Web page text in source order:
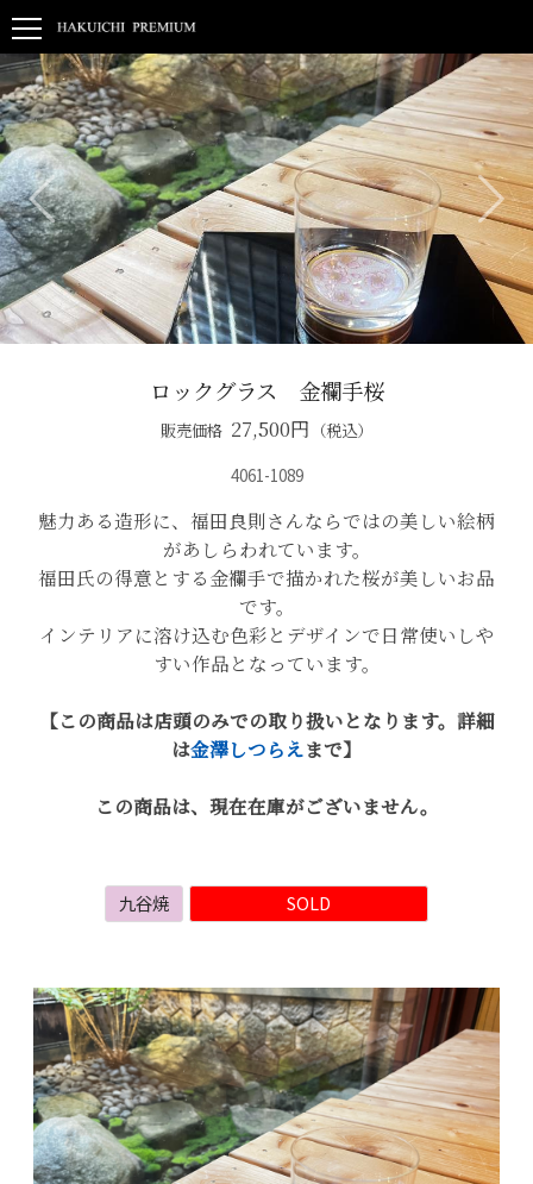
ロックグラス 金襴手桜
販売価格 27,500円 （税込）
4061-1089
魅力ある造形に、福田良則さんならではの美しい絵柄
があしらわれています。
福田氏の得意とする金襴手で描かれた桜が美しいお品
です。
インテリアに溶け込む色彩とデザインで日常使いしや
すい作品となっています。
【この商品は店頭のみでの取り扱いとなります。詳細
は金澤しつらえまで】
この商品は、現在在庫がございません。
九谷焼 SOLD